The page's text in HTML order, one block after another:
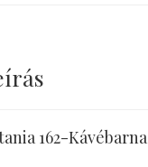
162-Kávébarna